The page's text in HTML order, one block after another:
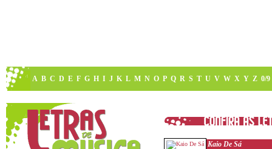
A B C D E F G H I J K L M N O P Q R S T U V W X Y Z 0/9
Kaio De Sá